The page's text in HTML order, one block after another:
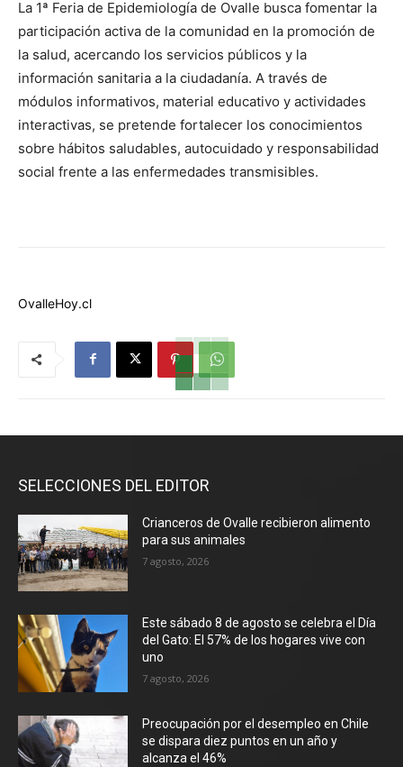
La 1ª Feria de Epidemiología de Ovalle busca fomentar la
participación activa de la comunidad en la promoción de
la salud, acercando los servicios públicos y la
información sanitaria a la ciudadanía. A través de
módulos informativos, material educativo y actividades
interactivas, se pretende fortalecer los conocimientos
sobre hábitos saludables, autocuidado y responsabilidad
social frente a las enfermedades transmisibles.
OvalleHoy.cl
SELECCIONES DEL EDITOR
Crianceros de Ovalle recibieron alimento
para sus animales
7 agosto, 2026
Este sábado 8 de agosto se celebra el Día
del Gato: El 57% de los hogares vive con
uno
7 agosto, 2026
Preocupación por el desempleo en Chile
se dispara diez puntos en un año y
alcanza el 46%